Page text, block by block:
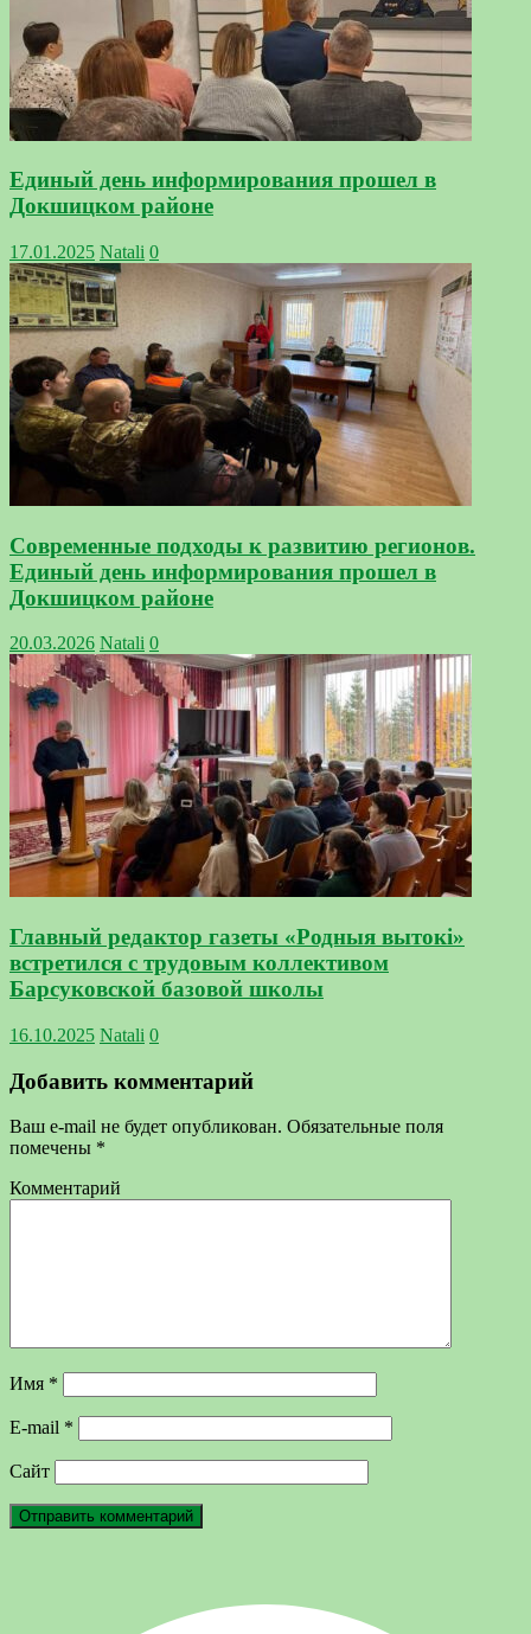
Единый день информирования прошел в
Докшицком районе
17.01.2025 Natali 0
Современные подходы к развитию регионов.
Единый день информирования прошел в
Докшицком районе
20.03.2026 Natali 0
Главный редактор газеты «Родныя вытокі»
встретился с трудовым коллективом
Барсуковской базовой школы
16.10.2025 Natali 0
Добавить комментарий
Ваш e-mail не будет опубликован. Обязательные поля
помечены *
Комментарий
Имя *
E-mail *
Сайт